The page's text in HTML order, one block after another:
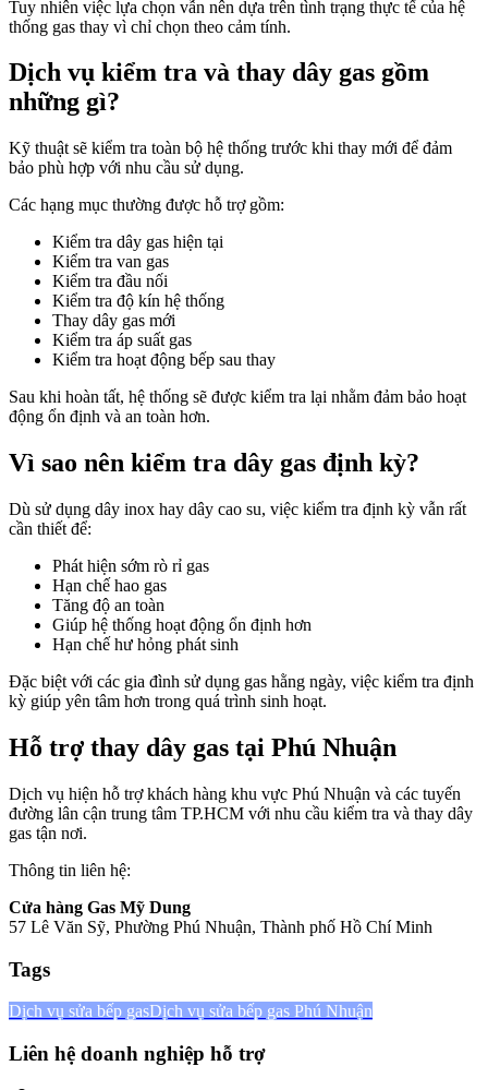
Tuy nhiên việc lựa chọn vẫn nên dựa trên tình trạng thực tế của hệ
thống gas thay vì chỉ chọn theo cảm tính.
Dịch vụ kiểm tra và thay dây gas gồm
những gì?
Kỹ thuật sẽ kiểm tra toàn bộ hệ thống trước khi thay mới để đảm
bảo phù hợp với nhu cầu sử dụng.
Các hạng mục thường được hỗ trợ gồm:
Kiểm tra dây gas hiện tại
Kiểm tra van gas
Kiểm tra đầu nối
Kiểm tra độ kín hệ thống
Thay dây gas mới
Kiểm tra áp suất gas
Kiểm tra hoạt động bếp sau thay
Sau khi hoàn tất, hệ thống sẽ được kiểm tra lại nhằm đảm bảo hoạt
động ổn định và an toàn hơn.
Vì sao nên kiểm tra dây gas định kỳ?
Dù sử dụng dây inox hay dây cao su, việc kiểm tra định kỳ vẫn rất
cần thiết để:
Phát hiện sớm rò rỉ gas
Hạn chế hao gas
Tăng độ an toàn
Giúp hệ thống hoạt động ổn định hơn
Hạn chế hư hỏng phát sinh
Đặc biệt với các gia đình sử dụng gas hằng ngày, việc kiểm tra định
kỳ giúp yên tâm hơn trong quá trình sinh hoạt.
Hỗ trợ thay dây gas tại Phú Nhuận
Dịch vụ hiện hỗ trợ khách hàng khu vực Phú Nhuận và các tuyến
đường lân cận trung tâm TP.HCM với nhu cầu kiểm tra và thay dây
gas tận nơi.
Thông tin liên hệ:
Cửa hàng Gas Mỹ Dung
57 Lê Văn Sỹ, Phường Phú Nhuận, Thành phố Hồ Chí Minh
Tags
Dịch vụ sửa bếp gasDịch vụ sửa bếp gas Phú Nhuận
Liên hệ doanh nghiệp hỗ trợ